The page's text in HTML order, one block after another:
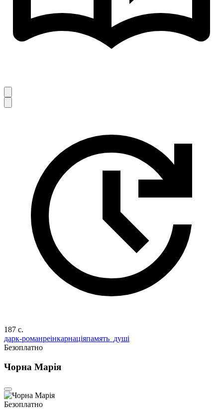
187 c.
дарк-романреінкарнаціяпамять_душі
Безоплатно
Чорна Марія
Безоплатно